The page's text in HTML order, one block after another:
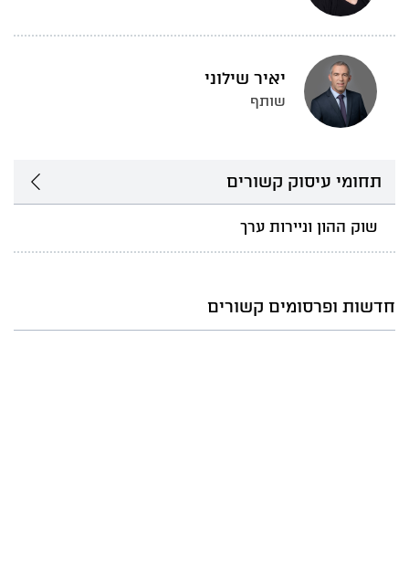
יאיר שילוני
שותף
תחומי עיסוק קשורים
שוק ההון וניירות ערך
חדשות ופרסומים קשורים